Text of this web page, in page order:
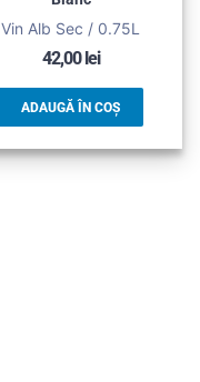
Vin Alb Sec / 0.75L
42,00lei
ADAUGĂ ÎN COȘ